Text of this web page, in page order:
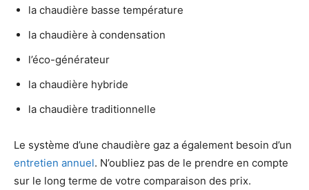
la chaudière basse température
la chaudière à condensation
l’éco-générateur
la chaudière hybride
la chaudière traditionnelle
Le système d’une chaudière gaz a également besoin d’un
entretien annuel. N’oubliez pas de le prendre en compte
sur le long terme de votre comparaison des prix.